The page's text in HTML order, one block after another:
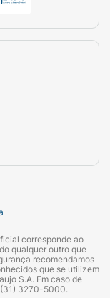
corresponde ao
qualquer outro que
recomendamos
que se utilizem
S.A. Em caso de
3270-5000.